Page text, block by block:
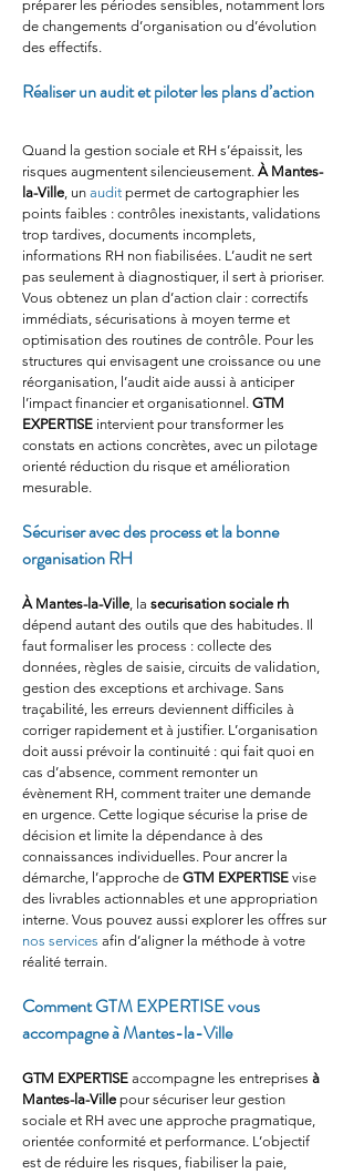
préparer les périodes sensibles, notamment lors
de changements d’organisation ou d’évolution
des effectifs.
Réaliser un audit et piloter les plans d’action
Quand la gestion sociale et RH s’épaissit, les
risques augmentent silencieusement. À Mantes-
la-Ville, un audit permet de cartographier les
points faibles : contrôles inexistants, validations
trop tardives, documents incomplets,
informations RH non fiabilisées. L’audit ne sert
pas seulement à diagnostiquer, il sert à prioriser.
Vous obtenez un plan d’action clair : correctifs
immédiats, sécurisations à moyen terme et
optimisation des routines de contrôle. Pour les
structures qui envisagent une croissance ou une
réorganisation, l’audit aide aussi à anticiper
l’impact financier et organisationnel. GTM
EXPERTISE intervient pour transformer les
constats en actions concrètes, avec un pilotage
orienté réduction du risque et amélioration
mesurable.
Sécuriser avec des process et la bonne
organisation RH
À Mantes-la-Ville, la securisation sociale rh
dépend autant des outils que des habitudes. Il
faut formaliser les process : collecte des
données, règles de saisie, circuits de validation,
gestion des exceptions et archivage. Sans
traçabilité, les erreurs deviennent difficiles à
corriger rapidement et à justifier. L’organisation
doit aussi prévoir la continuité : qui fait quoi en
cas d’absence, comment remonter un
évènement RH, comment traiter une demande
en urgence. Cette logique sécurise la prise de
décision et limite la dépendance à des
connaissances individuelles. Pour ancrer la
démarche, l’approche de GTM EXPERTISE vise
des livrables actionnables et une appropriation
interne. Vous pouvez aussi explorer les offres sur
nos services afin d’aligner la méthode à votre
réalité terrain.
Comment GTM EXPERTISE vous
accompagne à Mantes-la-Ville
GTM EXPERTISE accompagne les entreprises à
Mantes-la-Ville pour sécuriser leur gestion
sociale et RH avec une approche pragmatique,
orientée conformité et performance. L’objectif
est de réduire les risques, fiabiliser la paie,